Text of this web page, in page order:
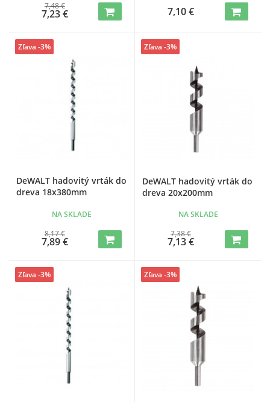
7,48 €
7,23 € 7,10 €
DeWALT hadovitý vrták do
dreva 18x380mm
NA SKLADE
8,17 €
7,89 €
Zľava -3%
DeWALT hadovitý vrták do
dreva 20x200mm
NA SKLADE
7,38 €
7,13 €
Zľava -3%
Zľava -3% Zľava -3%